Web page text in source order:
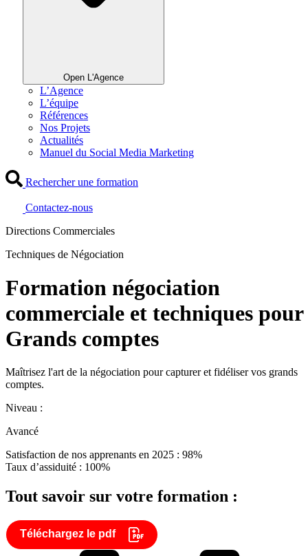
Open L'Agence
L’Agence
L’équipe
Références
Nos Projets
Actualités
Manuel du Social Media Marketing
Rechercher une formation
Contactez-nous
Directions Commerciales
Techniques de Négociation
Formation négociation
commerciale et techniques pour
Grands comptes
Maîtrisez l'art de la négociation pour capturer et fidéliser vos grands
comptes.
Niveau :
Avancé
Satisfaction de nos apprenants en 2025 : 98%
Taux d’assiduité : 100%
Tout savoir sur votre formation :
Téléchargez le pdf